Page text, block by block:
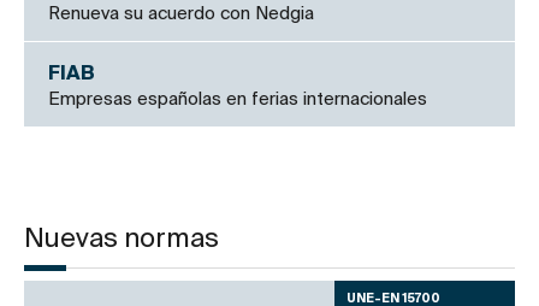
Renueva su acuerdo con Nedgia
FIAB
Empresas españolas en ferias internacionales
Nuevas normas
UNE-EN 15700